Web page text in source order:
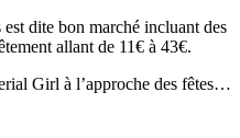
dite bon marché incluant des
allant de 11€ à 43€.
Girl à l’approche des fêtes…